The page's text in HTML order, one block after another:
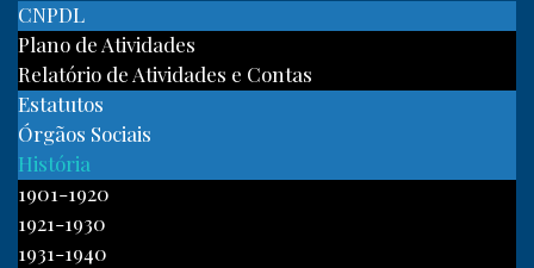
CNPDL
Plano de Atividades
Relatório de Atividades e Contas
Estatutos
Órgãos Sociais
História
1901-1920
1921-1930
1931-1940